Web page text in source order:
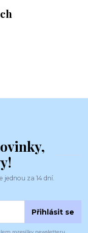
jednou za 14 dní.
Přihlásit se
rozesílky newsletteru.